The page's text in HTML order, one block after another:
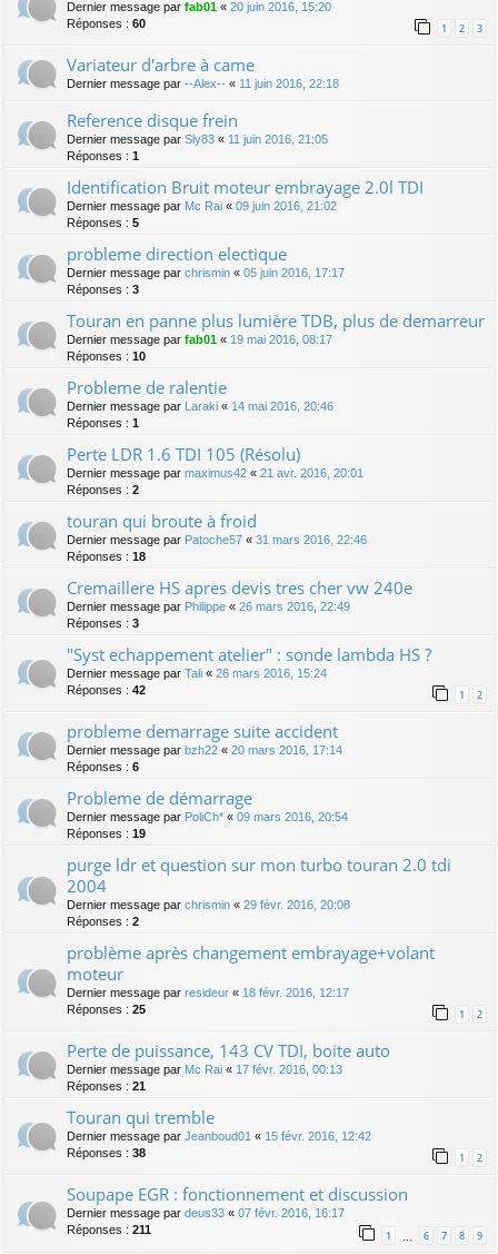
Dernier message par fab01 « 20 juin 2016, 15:20
Réponses : 60 1 2 3
Variateur d'arbre à came
Dernier message par --Alex-- « 11 juin 2016, 22:18
Reference disque frein
Dernier message par Sly83 « 11 juin 2016, 21:05
Réponses : 1
Identification Bruit moteur embrayage 2.0l TDI
Dernier message par Mc Rai « 09 juin 2016, 21:02
Réponses : 5
probleme direction electique
Dernier message par chrismin « 05 juin 2016, 17:17
Réponses : 3
Touran en panne plus lumière TDB, plus de demarreur
Dernier message par fab01 « 19 mai 2016, 08:17
Réponses : 10
Probleme de ralentie
Dernier message par Laraki « 14 mai 2016, 20:46
Réponses : 1
Perte LDR 1.6 TDI 105 (Résolu)
Dernier message par maximus42 « 21 avr. 2016, 20:01
Réponses : 2
touran qui broute à froid
Dernier message par Patoche57 « 31 mars 2016, 22:46
Réponses : 18
Cremaillere HS apres devis tres cher vw 240e
Dernier message par Philippe « 26 mars 2016, 22:49
Réponses : 3
"Syst echappement atelier" : sonde lambda HS ?
Dernier message par Tali « 26 mars 2016, 15:24
Réponses : 42 1 2
probleme demarrage suite accident
Dernier message par bzh22 « 20 mars 2016, 17:14
Réponses : 6
Probleme de démarrage
Dernier message par PoliCh* « 09 mars 2016, 20:54
Réponses : 19
purge ldr et question sur mon turbo touran 2.0 tdi
2004
Dernier message par chrismin « 29 févr. 2016, 20:08
Réponses : 2
problème après changement embrayage+volant
moteur
Dernier message par resideur « 18 févr. 2016, 12:17
Réponses : 25 1 2
Perte de puissance, 143 CV TDI, boite auto
Dernier message par Mc Rai « 17 févr. 2016, 00:13
Réponses : 21
Touran qui tremble
Dernier message par Jeanboud01 « 15 févr. 2016, 12:42
Réponses : 38 1 2
Soupape EGR : fonctionnement et discussion
Dernier message par deus33 « 07 févr. 2016, 16:17
Réponses : 211 1 6 7 8 9